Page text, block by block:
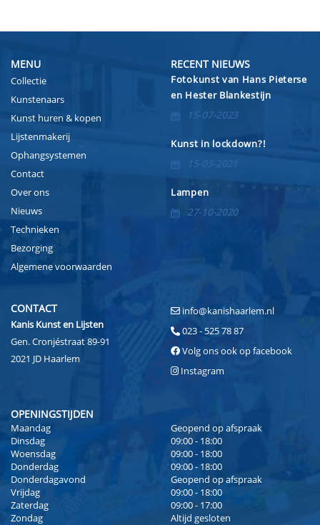
MENU
Collectie
Kunstenaars
Kunst huren & kopen
Lijstenmakerij
Ophangsystemen
Contact
Over ons
Nieuws
Technieken
Bezorging
Algemene voorwaarden
RECENT NIEUWS
Fotokunst van Hans Pieterse
en Hester Blankestijn
15-07-2023
Kunst in lockdown?!
15-03-2021
Lampen
27-10-2020
CONTACT
Kanis Kunst en Lijsten
Gen. Cronjéstraat 89-91
2021 JD Haarlem
info@kanishaarlem.nl
023 - 525 78 87
Volg ons ook op facebook
Instagram
OPENINGSTIJDEN
Maandag
Geopend op afspraak
Dinsdag
09:00 - 18:00
Woensdag
09:00 - 18:00
Donderdag
09:00 - 18:00
Donderdagavond
Geopend op afspraak
Vrijdag
09:00 - 18:00
Zaterdag
09:00 - 17:00
Zondag
Altijd gesloten